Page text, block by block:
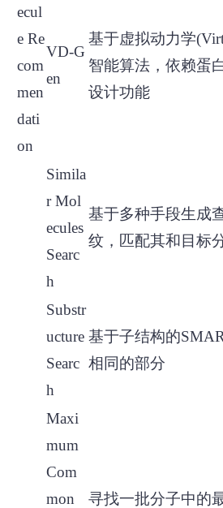
ecul
e Re
com
men
dati
on
VD-G
en
基于虚拟动力学
智能算法，依赖蛋
设计功能
Simila
r Mol
ecules
Searc
h
基于多种手段生成
纹，匹配其和目标
Substr
ucture
Searc
h
基于子结构的
相同的部分
Maxi
mum
Com
mon
寻找一批分子中的